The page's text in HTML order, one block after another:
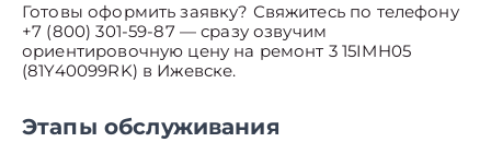
Готовы оформить заявку? Свяжитесь по телефону
+7 (800) 301-59-87 — сразу озвучим
ориентировочную цену на ремонт 3 15IMH05
(81Y40099RK) в Ижевске.
Этапы обслуживания